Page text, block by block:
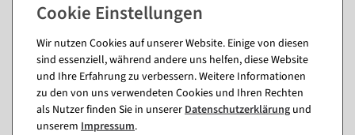
Passende Artikel zu diesem Produkt
(8)
%
Wir nutzen Cookies auf unserer Website. Einige von diesen
sind essenziell, während andere uns helfen, diese Website
und Ihre Erfahrung zu verbessern. Weitere Informationen
zu den von uns verwendeten Cookies und Ihren Rechten
als Nutzer finden Sie in unsererDaten­schutz­erklärung und
unserem Impressum.